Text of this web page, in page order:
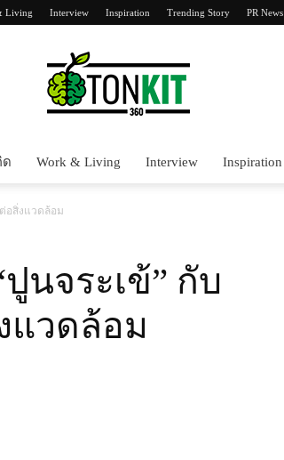
Living Interview Inspiration Trending Story PR News
Tonkit360
ด Work & Living Interview Inspiration
อสิ่งแวดล้อม
นจระเข้” กับ
แวดล้อม